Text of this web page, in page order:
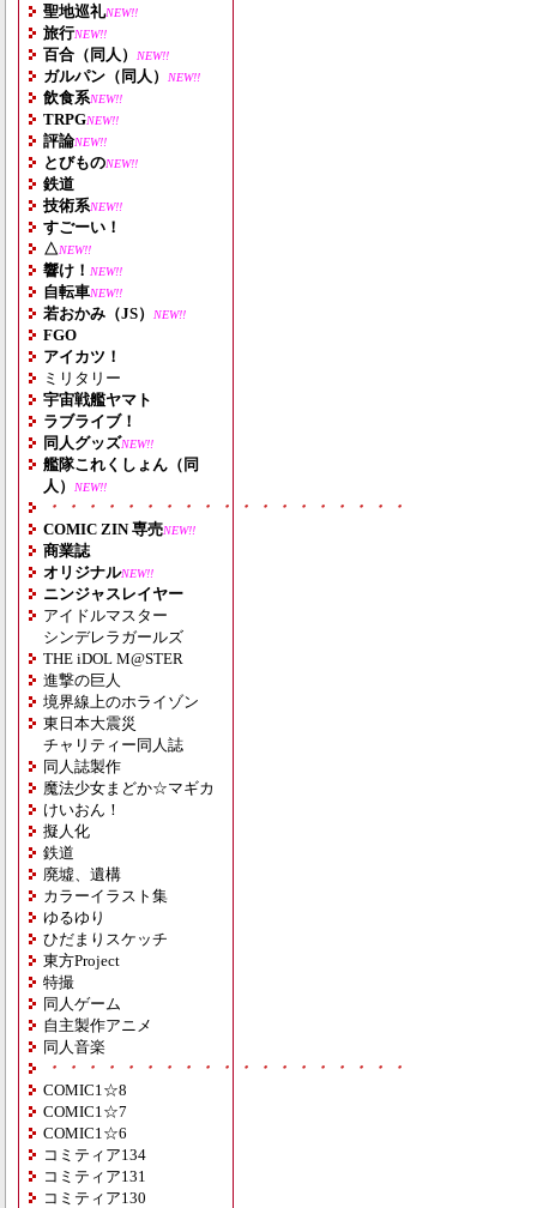
聖地巡礼NEW!!
旅行NEW!!
百合（同人） NEW!!
ガルパン（同人） NEW!!
飲食系NEW!!
TRPGNEW!!
評論NEW!!
とびものNEW!!
鉄道
技術系NEW!!
すごーい！
△NEW!!
響け！ NEW!!
自転車NEW!!
若おかみ（JS） NEW!!
FGO
アイカツ！
ミリタリー
宇宙戦艦ヤマト
ラブライブ！
同人グッズNEW!!
艦隊これくしょん（同
人）
NEW!!
・・・・・・・・・・・・・・・・・・・
COMIC ZIN 専売NEW!!
商業誌
オリジナルNEW!!
ニンジャスレイヤー
アイドルマスター
シンデレラガールズ
THE iDOL M@STER
進撃の巨人
境界線上のホライゾン
東日本大震災
チャリティー同人誌
同人誌製作
魔法少女まどか☆マギカ
けいおん！
擬人化
鉄道
廃墟、遺構
カラーイラスト集
ゆるゆり
ひだまりスケッチ
東方Project
特撮
同人ゲーム
自主製作アニメ
同人音楽
・・・・・・・・・・・・・・・・・・・
COMIC1☆8
COMIC1☆7
COMIC1☆6
コミティア134
コミティア131
コミティア130